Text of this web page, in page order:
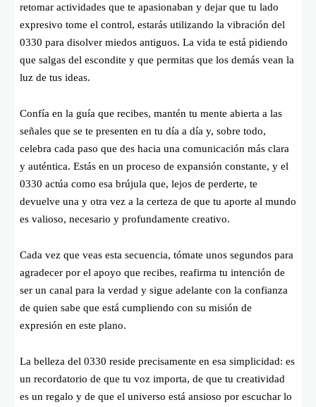
retomar actividades que te apasionaban y dejar que tu lado
expresivo tome el control, estarás utilizando la vibración del
0330 para disolver miedos antiguos. La vida te está pidiendo
que salgas del escondite y que permitas que los demás vean la
luz de tus ideas.
Confía en la guía que recibes, mantén tu mente abierta a las
señales que se te presenten en tu día a día y, sobre todo,
celebra cada paso que des hacia una comunicación más clara
y auténtica. Estás en un proceso de expansión constante, y el
0330 actúa como esa brújula que, lejos de perderte, te
devuelve una y otra vez a la certeza de que tu aporte al mundo
es valioso, necesario y profundamente creativo.
Cada vez que veas esta secuencia, tómate unos segundos para
agradecer por el apoyo que recibes, reafirma tu intención de
ser un canal para la verdad y sigue adelante con la confianza
de quien sabe que está cumpliendo con su misión de
expresión en este plano.
La belleza del 0330 reside precisamente en esa simplicidad: es
un recordatorio de que tu voz importa, de que tu creatividad
es un regalo y de que el universo está ansioso por escuchar lo